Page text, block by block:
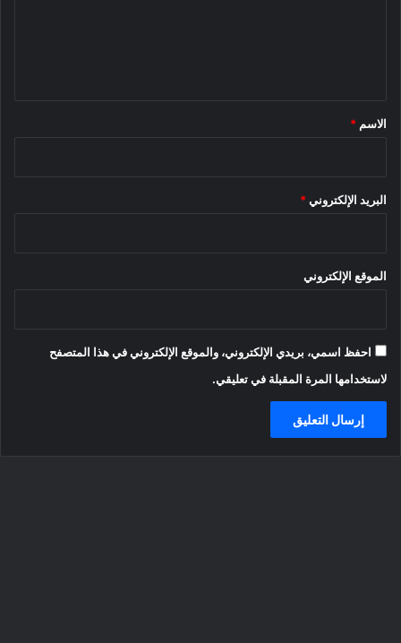
*
الاسم *
البريد الإلكتروني *
الموقع الإلكتروني
احفظ اسمي، بريدي الإلكتروني، والموقع الإلكتروني في هذا المتصفح
لاستخدامها المرة المقبلة في تعليقي.